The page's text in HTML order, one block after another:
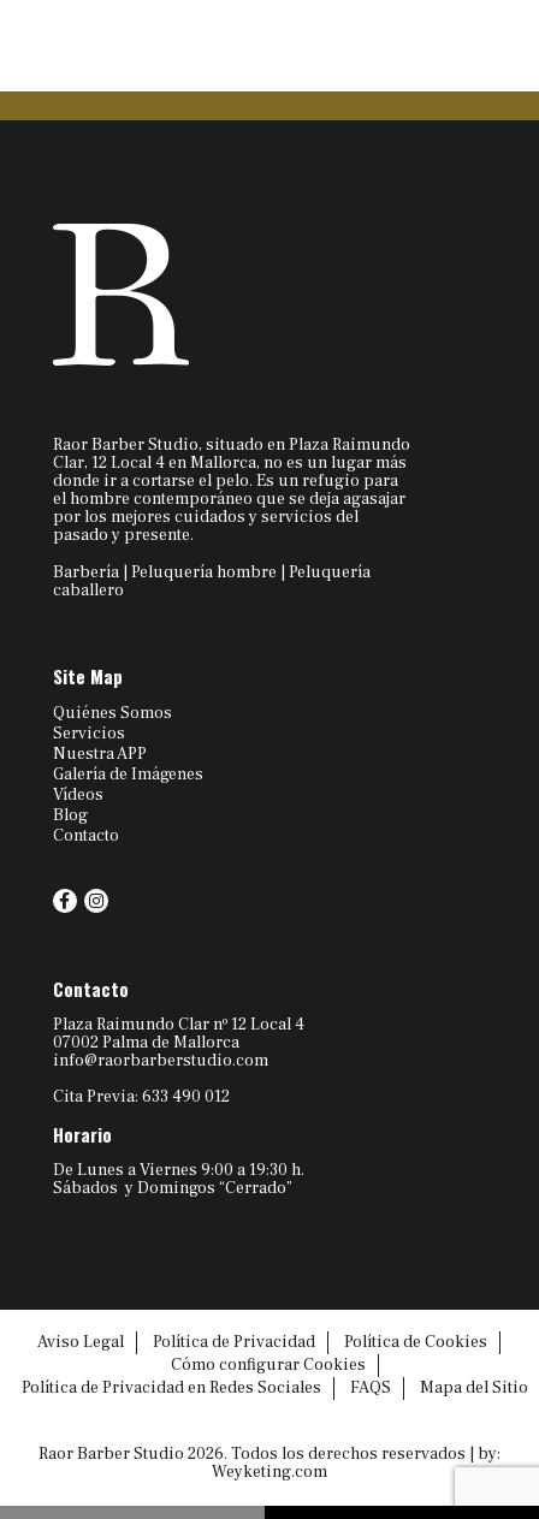
Raor Barber Studio, situado en Plaza Raimundo
Clar, 12 Local 4 en Mallorca, no es un lugar más
donde ir a cortarse el pelo. Es un refugio para
el hombre contemporáneo que se deja agasajar
por los mejores cuidados y servicios del
pasado y presente.
Barbería | Peluquería hombre | Peluquería
caballero
Site Map
Quiénes Somos
Servicios
Nuestra APP
Galería de Imágenes
Vídeos
Blog
Contacto
Contacto
Plaza Raimundo Clar nº 12 Local 4
07002 Palma de Mallorca
info@raorbarberstudio.com
Cita Previa: 633 490 012
Horario
De Lunes a Viernes 9:00 a 19:30 h.
Sábados y Domingos “Cerrado”
Aviso Legal Política de Privacidad
Política de Cookies
Cómo configurar Cookies
Política de Privacidad en Redes Sociales
FAQS Mapa del Sitio
Raor Barber Studio 2026. Todos los derechos reservados | by:
Weyketing.com